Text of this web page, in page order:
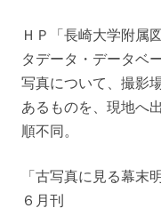
ＨＰ「長崎大学附属
タデータ・データベ
写真について、撮影
あるものを、現地へ
順不同。
「古写真に見る幕
６月刊